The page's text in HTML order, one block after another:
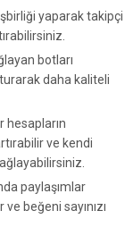
yaparak takipçi
botları
daha kaliteli
hesapların
ve kendi
paylaşımlar
beğeni sayınızı